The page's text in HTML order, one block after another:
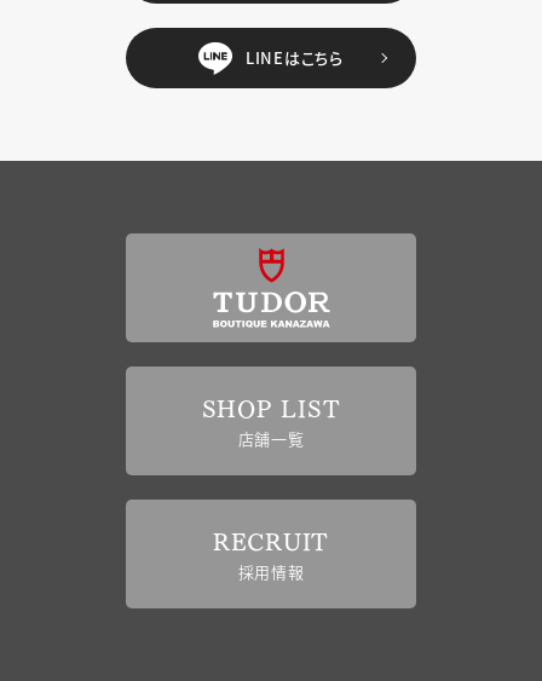
LINEはこちら
SHOP LIST
店舗一覧
RECRUIT
採用情報